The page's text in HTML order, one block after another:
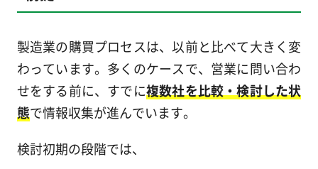
製造業の購買プロセスは、以前と比べて大きく変
わっています。多くのケースで、営業に問い合わ
せをする前に、すでに複数社を比較・検討した状
態で情報収集が進んでいます。
検討初期の段階では、